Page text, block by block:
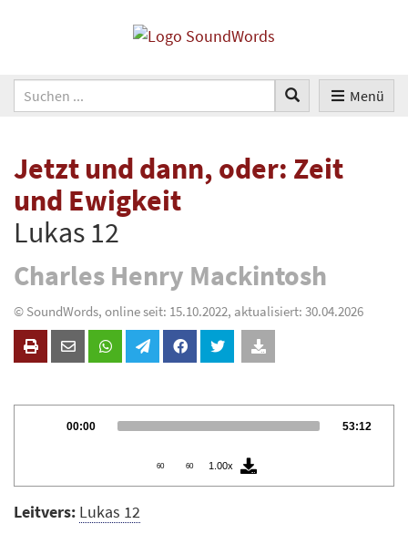
Menü
Jetzt und dann, oder: Zeit
und Ewigkeit
Lukas 12
Charles Henry Mackintosh
© SoundWords, online seit: 15.10.2022, aktualisiert: 30.04.2026
Current
00:00 Total
53:12
60 60 1.00x
Leitvers: Lukas 12